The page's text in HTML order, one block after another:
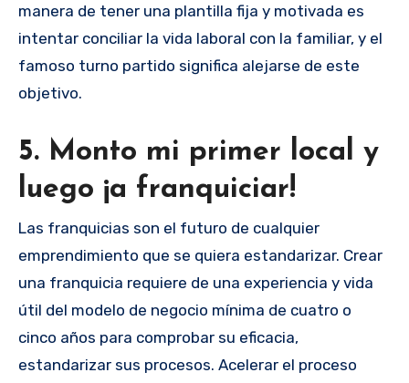
manera de tener una plantilla fija y motivada es
intentar conciliar la vida laboral con la familiar, y el
famoso turno partido significa alejarse de este
objetivo.
5. Monto mi primer local y
luego ¡a franquiciar!
Las franquicias son el futuro de cualquier
emprendimiento que se quiera estandarizar. Crear
una franquicia requiere de una experiencia y vida
útil del modelo de negocio mínima de cuatro o
cinco años para comprobar su eficacia,
estandarizar sus procesos. Acelerar el proceso